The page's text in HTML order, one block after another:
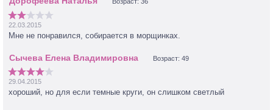
22.03.2015
Мне не понравился, собирается в морщинках.
Возраст: 49
29.04.2015
хороший, но для если темные круги, он слишком светлый